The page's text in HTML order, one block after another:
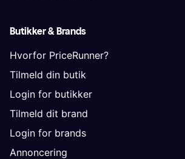
Butikker & Brands
Hvorfor PriceRunner?
Tilmeld din butik
Login for butikker
Tilmeld dit brand
Login for brands
Annoncering